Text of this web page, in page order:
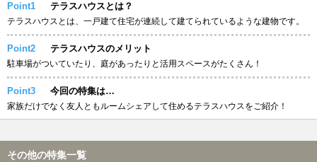
Point1 テラスハウスとは？
テラスハウスとは、一戸建て住宅が連続して建てられているような建物です。
Point2 テラスハウスのメリット
駐車場がついていたり、庭があったりと活用スペースがたくさん！
Point3 今回の特集は…
家族だけでなく友人ともルームシェアして住めるテラスハウスをご紹介！
その他の特集一覧